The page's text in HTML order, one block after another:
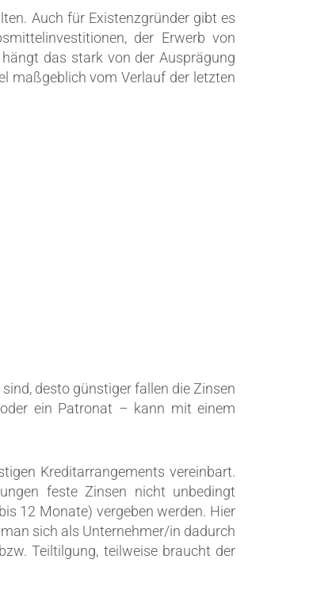
Auch für Existenzgründer gibt es
der Erwerb von
das stark von der Ausprägung
maßgeblich vom Verlauf der letzten
desto günstiger fallen die Zinsen
ein Patronat – kann mit einem
Kreditarrangements vereinbart.
feste Zinsen nicht unbedingt
12 Monate) vergeben werden. Hier
sich als Unternehmer/in dadurch
Teiltilgung, teilweise braucht der